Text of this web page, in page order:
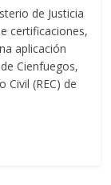
de Justicia
certificaciones,
aplicación
Cienfuegos,
(REC) de